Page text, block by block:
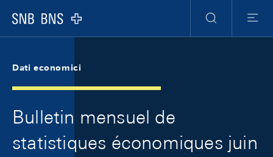
Logo
Ricerca
Menu
Dati economici
Bulletin mensuel de
statistiques économiques juin